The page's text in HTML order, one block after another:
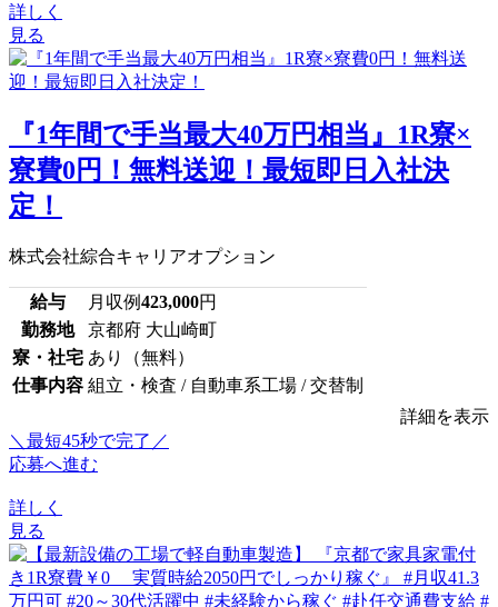
詳しく
見る
『1年間で手当最大40万円相当』1R寮×
寮費0円！無料送迎！最短即日入社決
定！
株式会社綜合キャリアオプション
給与 月収例423,000円
勤務地
京都府 大山崎町
寮・社宅 あり（無料）
仕事内容 組立・検査 / 自動車系工場 / 交替制
詳細を表示
＼最短45秒で完了／
応募へ進む
詳しく
見る